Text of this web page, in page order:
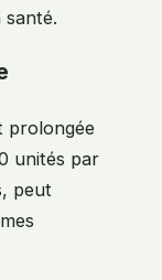
santé.
prolongée
unités par
peut